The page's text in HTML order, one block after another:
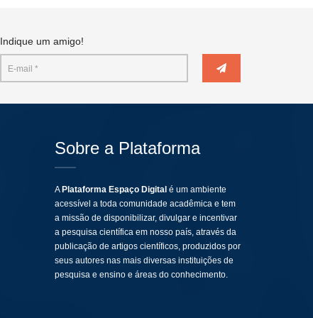
Indique um amigo!
Sobre a Plataforma
A Plataforma Espaço Digital é um ambiente
acessível a toda comunidade acadêmica e tem
a missão de disponibilizar, divulgar e incentivar
a pesquisa científica em nosso país, através da
publicação de artigos científicos, produzidos por
seus autores nas mais diversas instituições de
pesquisa e ensino e áreas do conhecimento.